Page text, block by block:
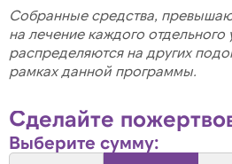
Собранные средства,
на лечение каждого
распределяются на других
рамках данной программы.
Сделайте
Выберите сумму: